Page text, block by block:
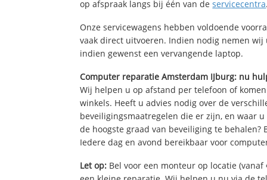
op afspraak langs bij één van deservicecentra.
Onze servicewagens hebben voldoende
vaak direct uitvoeren. Indien nodig nemen
indien gewenst een vervangende laptop.
Computer reparatie Amsterdam IJburg: nu
Wij helpen u op afstand per telefoon of
winkels. Heeft u advies nodig over de
beveiligingsmaatregelen die er zijn, en waar
de hoogste graad van beveiliging te behalen?
Iedere dag en avond bereikbaar voor
Let op: Bel voor een monteur op locatie